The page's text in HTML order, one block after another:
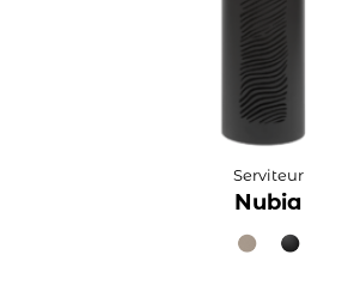
Serviteur
Nubia